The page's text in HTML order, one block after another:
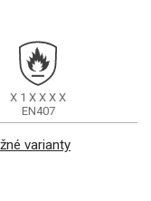
X 1 X X X X
EN407
varianty